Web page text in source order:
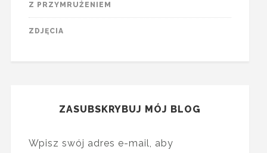
Z PRZYMRUŻENIEM
ZDJĘCIA
ZASUBSKRYBUJ MÓJ BLOG
Wpisz swój adres e-mail, aby